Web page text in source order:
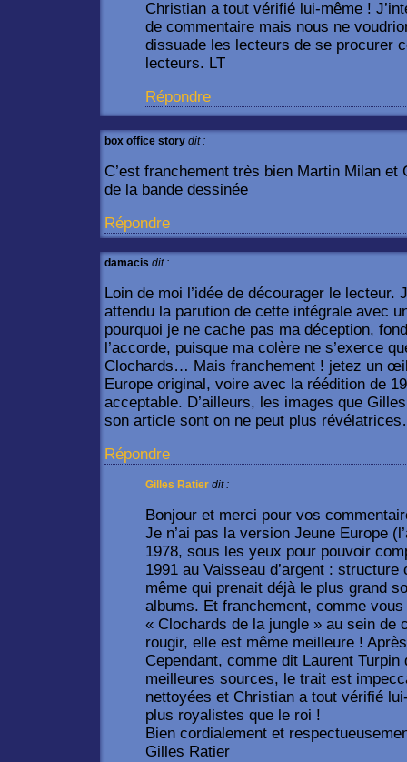
Christian a tout vérifié lui-même !
de commentaire mais nous ne
dissuade les lecteurs de se procurer
lecteurs. LT
Répondre
box office story dit :
C’est franchement très bien Martin Milan
de la bande dessinée
Répondre
damacis dit :
Loin de moi l’idée de décourager le lecteur.
attendu la parution de cette intégrale avec
pourquoi je ne cache pas ma déception,
l’accorde, puisque ma colère ne s’exerce
Clochards… Mais franchement ! jetez un
Europe original, voire avec la réédition de
acceptable. D’ailleurs, les images que
son article sont on ne peut plus
Répondre
Gilles Ratier dit :
Bonjour et merci pour vos
Je n’ai pas la version Jeune Europe
1978, sous les yeux pour pouvoir
1991 au Vaisseau d’argent :
même qui prenait déjà le plus grand
albums. Et franchement, comme vous
« Clochards de la jungle » au sein de
rougir, elle est même meilleure !
Cependant, comme dit Laurent Turpin
meilleures sources, le trait est
nettoyées et Christian a tout vérifié
plus royalistes que le roi !
Bien cordialement et
Gilles Ratier